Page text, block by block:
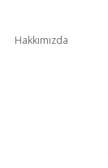
Hakkımızda